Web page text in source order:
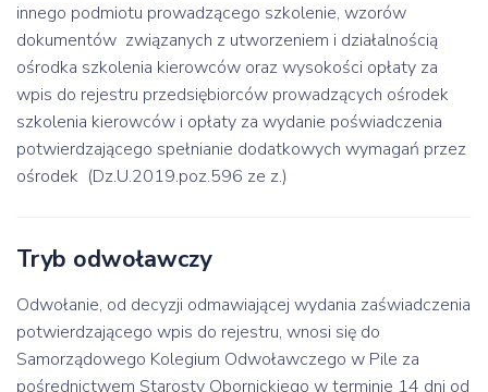
innego podmiotu prowadzącego szkolenie, wzorów
dokumentów związanych z utworzeniem i działalnością
ośrodka szkolenia kierowców oraz wysokości opłaty za
wpis do rejestru przedsiębiorców prowadzących ośrodek
szkolenia kierowców i opłaty za wydanie poświadczenia
potwierdzającego spełnianie dodatkowych wymagań przez
ośrodek (Dz.U.2019.poz.596 ze z.)
Tryb odwoławczy
Odwołanie, od decyzji odmawiającej wydania zaświadczenia
potwierdzającego wpis do rejestru, wnosi się do
Samorządowego Kolegium Odwoławczego w Pile za
pośrednictwem Starosty Obornickiego w terminie 14 dni od